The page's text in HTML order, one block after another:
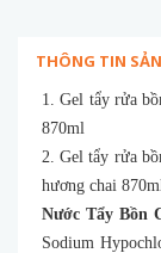
THÔNG TIN
1. Gel tẩy rửa
870ml
2. Gel tẩy rửa
hương chai
Nước Tẩy Bồn
Sodium